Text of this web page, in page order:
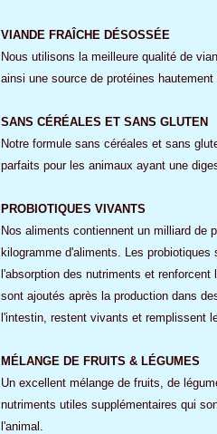
VIANDE FRAÎCHE DÉSOSSÉE
Nous utilisons la meilleure qualité de
ainsi une source de protéines
SANS CÉRÉALES ET SANS GLUTEN
Notre formule sans céréales et sans
parfaits pour les animaux ayant une
PROBIOTIQUES VIVANTS
Nos aliments contiennent un milliard de
kilogramme d'aliments. Les
l'absorption des nutriments et
sont ajoutés après la production dans
l'intestin, restent vivants et remplissent
MÉLANGE DE FRUITS & LÉGUMES
Un excellent mélange de fruits, de
nutriments utiles supplémentaires qui
l'animal.